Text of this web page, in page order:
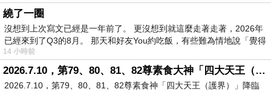
不安與不滿，遂欲與他人一同離開。
張生得知孔吉被陷害，於是承認自己才是寫下書信的人，在孔吉向燕山
君求情下，張生的死刑改為烙瞎雙眼。孔吉為王表演指偶戲時，特別演
了張生和獄卒說的故事，然後割腕自殺。
孔吉雖然被救活，但卻顯得蒼白而沒有靈氣。張生表示要為王再表演一
繞了一圈
沒想到上次寫文已經是一年前了。 更沒想到就這麼走著走著，2026年
已經來到了Q3的8月。 那天和好友You約吃飯，有些難為情地說「覺得
14 小時前
2026.7.10，第79、80、81、82尊素食大神「四大天王（護界）」降臨寶島台灣（6）
2026.7.10，第79、80、81、82尊素食神「四大天王（護界）」降臨